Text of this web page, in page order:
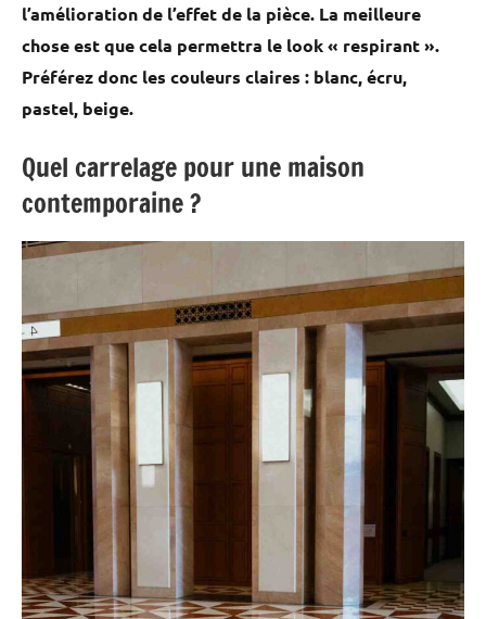
l’amélioration de l’effet de la pièce. La meilleure
chose est que cela permettra le look « respirant ».
Préférez donc les couleurs claires : blanc, écru,
pastel, beige.
Quel carrelage pour une maison
contemporaine ?